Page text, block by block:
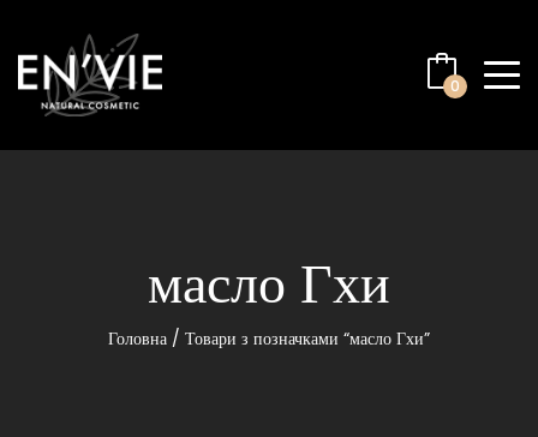
0
масло Гхи
Головна / Товари з позначками “масло Гхи”